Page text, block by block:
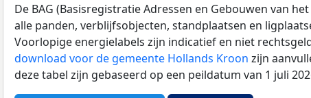
De BAG (Basisregistratie Adressen en Gebouwen van
alle panden, verblijfsobjecten, standplaatsen en
Voorlopige energielabels zijn indicatief en niet
download voor de gemeente Hollands Kroon zijn
deze tabel zijn gebaseerd op een peildatum van 1 juli